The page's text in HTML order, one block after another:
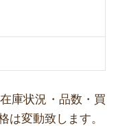
庫状況・品数・買
は変動致します。